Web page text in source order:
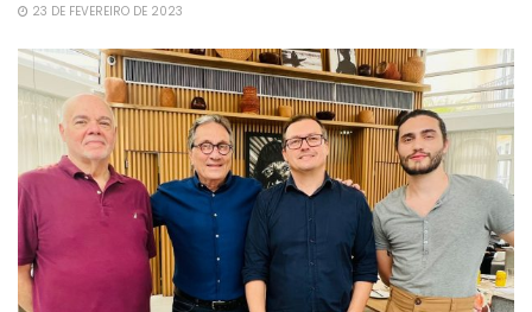
23 DE FEVEREIRO DE 2023